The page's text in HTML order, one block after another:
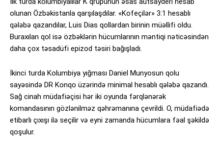
olunan Özbəkistanla qarşılaşdılar. «Kofeçilər» 3:1 hesablı
qələbə qazandılar, Luis Dias qollardan birinin müəllifi oldu.
Buraxılan qol isə özbəklərin hücumlarının məntiqi nəticəsindən
daha çox təsadüfi epizod təsiri bağışladı.
İkinci turda Kolumbiya yığması Daniel Munyosun qolu
sayəsində DR Konqo üzərində minimal hesablı qələbə qazandı.
Sağ cinah müdafiəçisi hər iki oyunda fərqlənərək
komandasının gözlənilməz qəhrəmanına çevrildi. O, müdafiədə
etibarlı çıxışı ilə seçilir və eyni zamanda hücumlara fəal şəkildə
qoşulur.